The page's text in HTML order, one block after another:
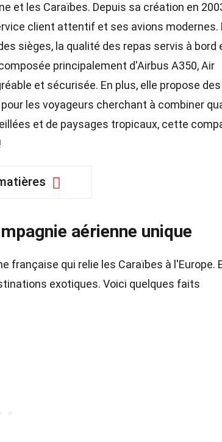
et les Caraïbes. Depuis sa création en
client attentif et ses avions modernes.
sièges, la qualité des repas servis à bord
principalement d'Airbus A350, Air
et sécurisée. En plus, elle propose des
les voyageurs cherchant à combiner
et de paysages tropicaux, cette
aérienne unique
française qui relie les Caraïbes à l'Europe.
exotiques. Voici quelques faits